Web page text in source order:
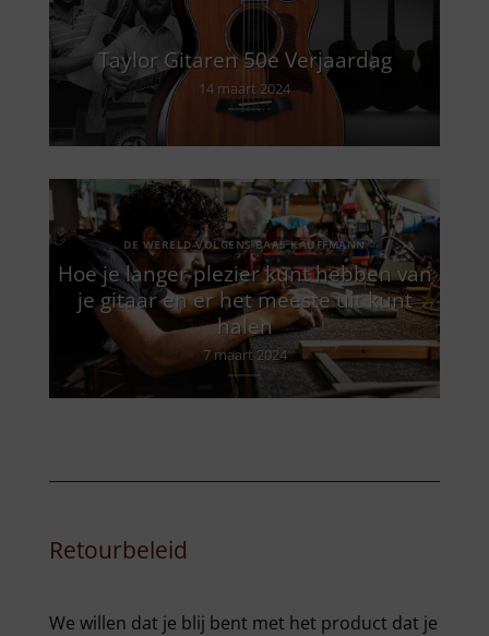
Taylor Gitaren 50e Verjaardag
14 maart 2024
DE WERELD VOLGENS BAAS KAUFFMANN
Hoe je langer plezier kunt hebben van
je gitaar en er het meeste uit kunt
halen
7 maart 2024
Retourbeleid
We willen dat je blij bent met het product dat je